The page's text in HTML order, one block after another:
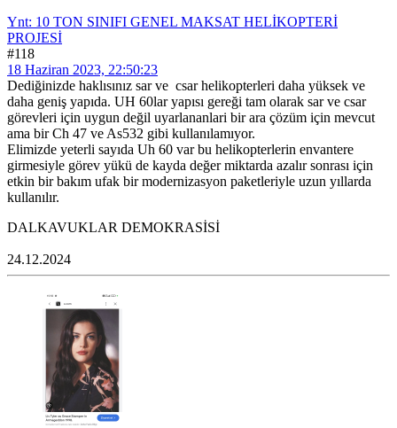
Ynt: 10 TON SINIFI GENEL MAKSAT HELİKOPTERİ
PROJESİ
#118
18 Haziran 2023, 22:50:23
Dediğinizde haklısınız sar ve csar helikopterleri daha yüksek ve
daha geniş yapıda. UH 60lar yapısı gereği tam olarak sar ve csar
görevleri için uygun değil uyarlananlari bir ara çözüm için mevcut
ama bir Ch 47 ve As532 gibi kullanılamıyor.
Elimizde yeterli sayıda Uh 60 var bu helikopterlerin envantere
girmesiyle görev yükü de kayda değer miktarda azalır sonrası için
etkin bir bakım ufak bir modernizasyon paketleriyle uzun yıllarda
kullanılır.
DALKAVUKLAR DEMOKRASİSİ
24.12.2024